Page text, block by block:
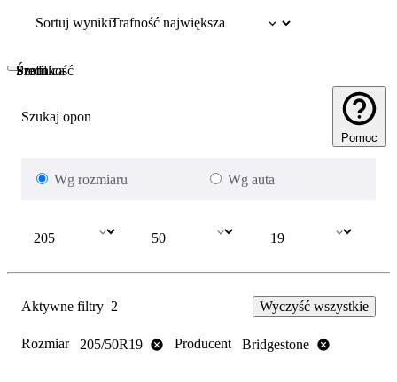
Sortuj wyniki:
Szukaj opon
Pomoc
Wg rozmiaru Wg auta
Szerokość
Profil
Średnica
Aktywne filtry 2 Wyczyść wszystkie
Rozmiar 205/50R19 Producent Bridgestone